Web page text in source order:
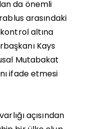
da önemli
arasındaki
altına
Kays
Mutabakat
ifade etmesi
açısından